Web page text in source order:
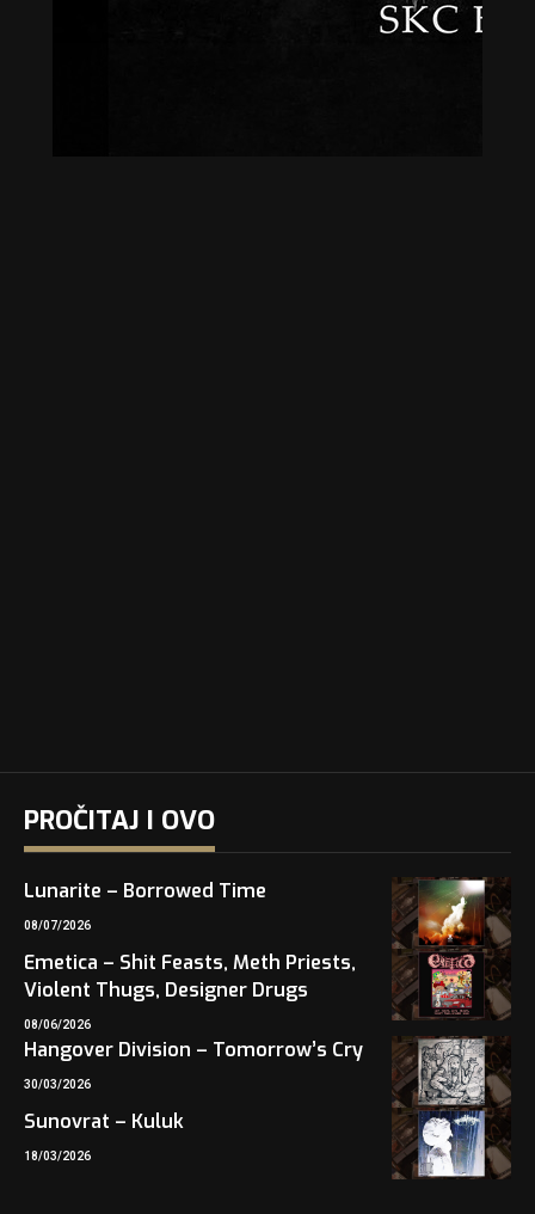
PROČITAJ I OVO
Lunarite – Borrowed Time
08/07/2026
Emetica – Shit Feasts, Meth Priests,
Violent Thugs, Designer Drugs
08/06/2026
Hangover Division – Tomorrow’s Cry
30/03/2026
Sunovrat – Kuluk
18/03/2026